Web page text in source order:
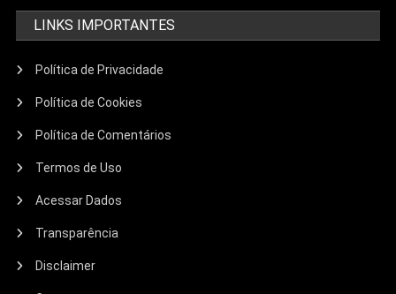
LINKS IMPORTANTES
Política de Privacidade
Política de Cookies
Política de Comentários
Termos de Uso
Acessar Dados
Transparência
Disclaimer